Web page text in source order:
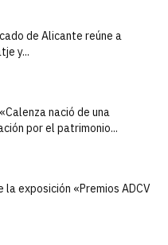
de Alicante reúne a
y...
nació de una
por el patrimonio...
la exposición «Premios ADCV